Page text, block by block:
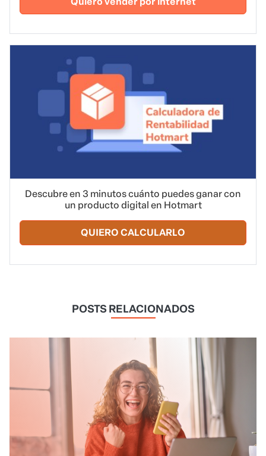
Descubre en 3 minutos cuánto puedes ganar con
un producto digital en Hotmart
QUIERO CALCULARLO
POSTS RELACIONADOS